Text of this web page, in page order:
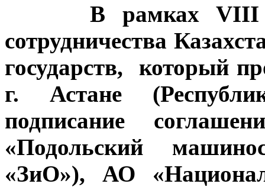
В рамках VIII
сотрудничества
государств,
который
г. Астане
подписание
«Подольский
«ЗиО»), АО